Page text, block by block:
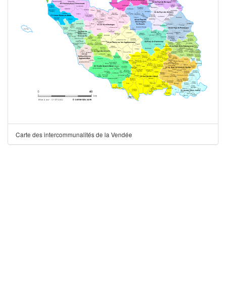
Carte des intercommunalités de la Vendée